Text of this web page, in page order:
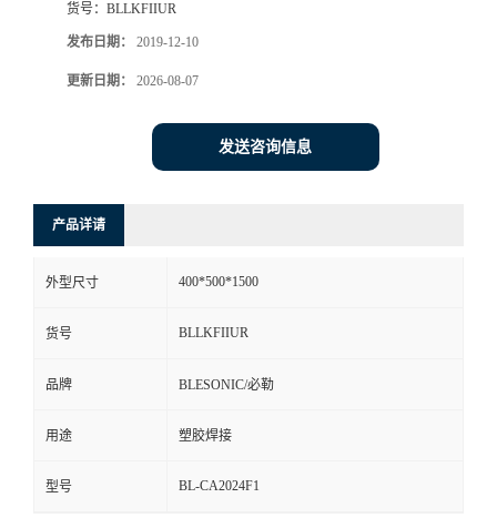
货号： BLLKFIIUR
发布日期： 2019-12-10
更新日期： 2026-08-07
发送咨询信息
产品详请
外型尺寸 400*500*1500
货号 BLLKFIIUR
品牌 BLESONIC/必勒
用途 塑胶焊接
型号 BL-CA2024F1